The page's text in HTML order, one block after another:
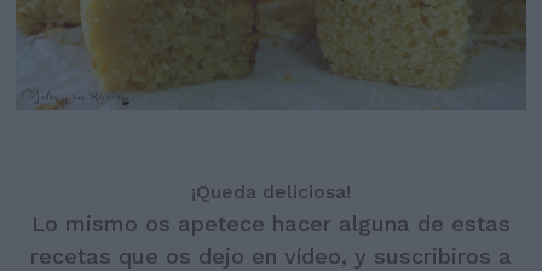
¡Queda deliciosa!
Lo mismo os apetece hacer alguna de estas
recetas que os dejo en vídeo, y suscribiros a